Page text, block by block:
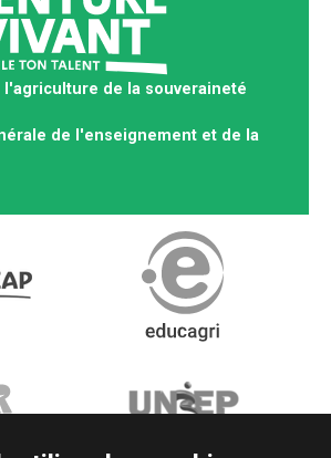
l'agriculture de la souveraineté
de l'enseignement et de la